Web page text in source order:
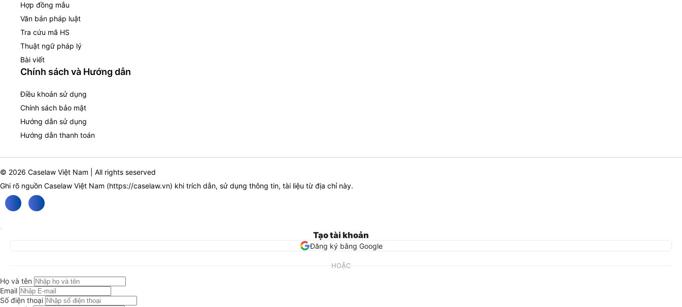
Hợp đồng mẫu
Văn bản pháp luật
Tra cứu mã HS
Thuật ngữ pháp lý
Bài viết
Chính sách và Hướng dẫn
Điều khoản sử dụng
Chính sách bảo mật
Hướng dẫn sử dụng
Hướng dẫn thanh toán
© 2026 Caselaw Việt Nam | All rights seserved
Ghi rõ nguồn Caselaw Việt Nam (https://caselaw.vn) khi trích dẫn, sử dụng thông tin, tài liệu từ địa chỉ này.
Tạo tài khoản
Đăng ký bằng Google
HOẶC
Họ và tên
Email
Số điện thoại